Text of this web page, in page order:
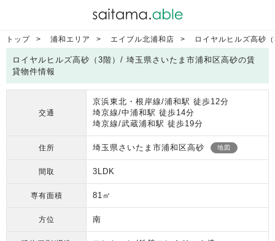
トップ 浦和エリア エイブル北浦和店 ロイヤルヒルズ高砂
ロイヤルヒルズ高砂（3階）/ 埼玉県さいたま市浦和区高砂の賃
貸物件情報
交通
京浜東北・根岸線/浦和駅 徒歩12分
埼京線/中浦和駅 徒歩14分
埼京線/武蔵浦和駅 徒歩19分
住所 埼玉県さいたま市浦和区高砂 地図
間取 3LDK
専有面積 81㎡
方位 南